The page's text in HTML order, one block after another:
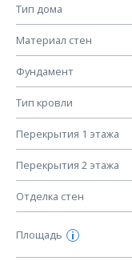
Тип дома
Материал стен
Фундамент
Тип кровли
Перекрытия 1 этажа
Перекрытия 2 этажа
Отделка стен
Площадь i
Смотрите
КОНСТРУКТИВНЫЕ
Ведомость
План
Устройство
Планы
Устройство
Устройство стен
Спецификация
Схема